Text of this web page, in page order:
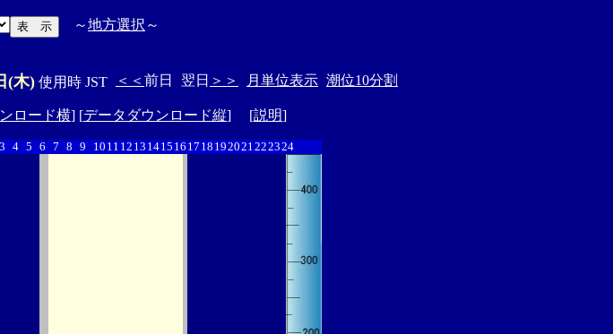
～地方選択 ～
(木) 使用時 JST ＜＜ 前日 翌日 ＞＞ 月単位表示 潮位10分割
ロード横] [データダウンロード縦] [説明]
3 4 5 6 7 8 9 10 11 12 13 1415 16 17 18 192021222324